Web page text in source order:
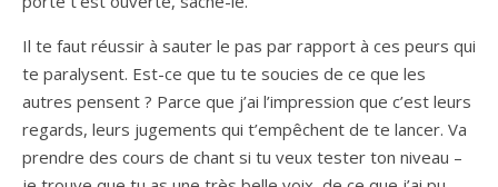
Il te faut réussir à sauter le pas par rapport à ces peurs qui
te paralysent. Est-ce que tu te soucies de ce que les
autres pensent ? Parce que j’ai l’impression que c’est leurs
regards, leurs jugements qui t’empêchent de te lancer. Va
prendre des cours de chant si tu veux tester ton niveau –